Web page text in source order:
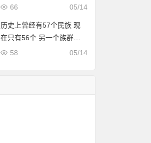
的人物
05/14
66
历史上曾经有57个民族 现
在只有56个 另一个族群去
了哪里
05/14
58